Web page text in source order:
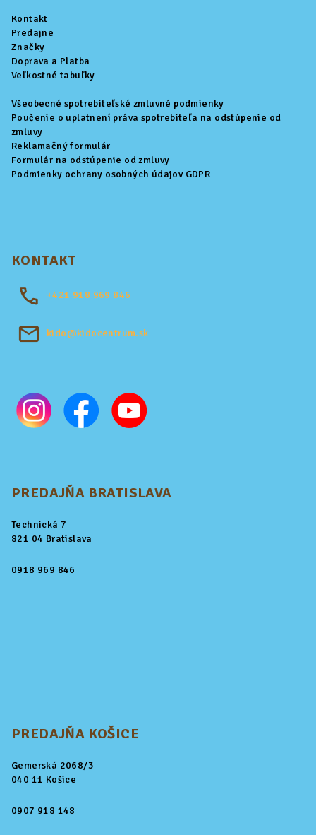
Kontakt
Predajne
Značky
Doprava a Platba
Veľkostné tabuľky
Všeobecné spotrebiteľské zmluvné podmienky
Poučenie o uplatnení práva spotrebiteľa na odstúpenie od
zmluvy
Reklamačný formulár
Formulár na odstúpenie od zmluvy
Podmienky ochrany osobných údajov GDPR
KONTAKT
+421 918 969 846
kido@kidocentrum.sk
PREDAJŇA BRATISLAVA
Technická 7
821 04 Bratislava
0918 969 846
PREDAJŇA KOŠICE
Gemerská 2068/3
040 11 Košice
0907 918 148